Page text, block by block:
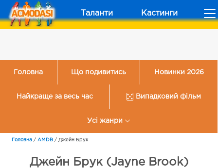
Таланти Кастинги
Головна Що подивитись Новинки 2026
Найкраще за весь час Випадковий фільм
Усі жанри
Головна / AMDB / Джейн Брук
Джейн Брук (Jayne Brook)